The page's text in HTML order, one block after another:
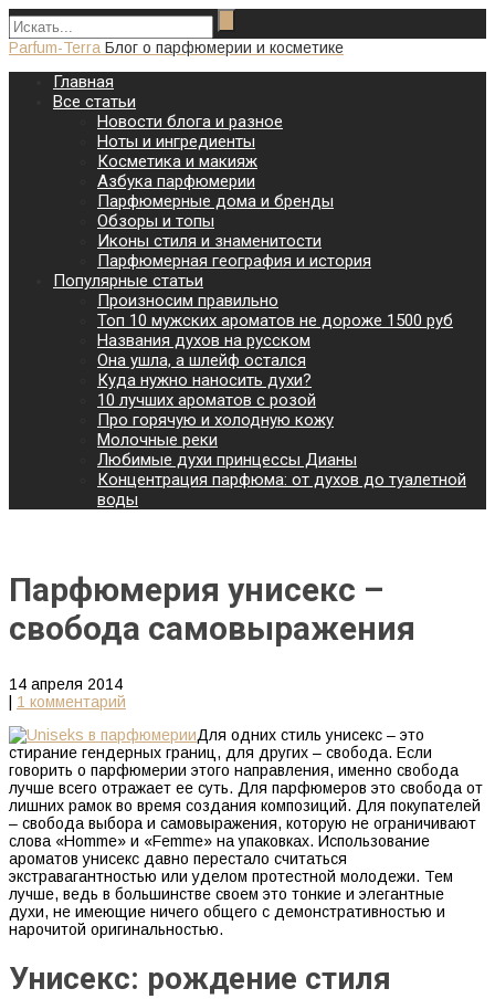
Parfum-Terra Блог о парфюмерии и косметике
Главная
Все статьи
Новости блога и разное
Ноты и ингредиенты
Косметика и макияж
Азбука парфюмерии
Парфюмерные дома и бренды
Обзоры и топы
Иконы стиля и знаменитости
Парфюмерная география и история
Популярные статьи
Произносим правильно
Топ 10 мужских ароматов не дороже 1500 руб
Названия духов на русском
Она ушла, а шлейф остался
Куда нужно наносить духи?
10 лучших ароматов с розой
Про горячую и холодную кожу
Молочные реки
Любимые духи принцессы Дианы
Концентрация парфюма: от духов до туалетной
воды
Парфюмерия унисекс –
свобода самовыражения
14 апреля 2014
1 комментарий
Для одних стиль унисекс – это
стирание гендерных границ, для других – свобода. Если
говорить о парфюмерии этого направления, именно свобода
лучше всего отражает ее суть. Для парфюмеров это свобода от
лишних рамок во время создания композиций. Для покупателей
– свобода выбора и самовыражения, которую не ограничивают
слова «Homme» и «Femme» на упаковках. Использование
ароматов унисекс давно перестало считаться
экстравагантностью или уделом протестной молодежи. Тем
лучше, ведь в большинстве своем это тонкие и элегантные
духи, не имеющие ничего общего с демонстративностью и
нарочитой оригинальностью.
Унисекс: рождение стиля